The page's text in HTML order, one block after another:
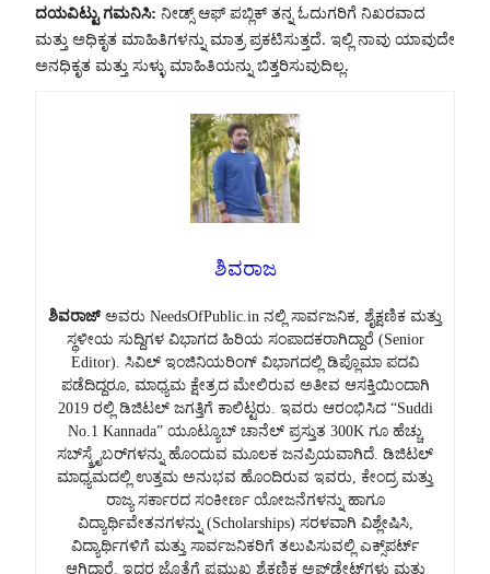
ದಯವಿಟ್ಟು ಗಮನಿಸಿ: ನೀಡ್ಸ್ ಆಫ್ ಪಬ್ಲಿಕ್ ತನ್ನ ಓದುಗರಿಗೆ ನಿಖರವಾದ
ಮತ್ತು ಅಧಿಕೃತ ಮಾಹಿತಿಗಳನ್ನು ಮಾತ್ರ ಪ್ರಕಟಿಸುತ್ತದೆ. ಇಲ್ಲಿ ನಾವು ಯಾವುದೇ
ಅನಧಿಕೃತ ಮತ್ತು ಸುಳ್ಳು ಮಾಹಿತಿಯನ್ನು ಬಿತ್ತರಿಸುವುದಿಲ್ಲ.
ಶಿವರಾಜ
ಶಿವರಾಜ್ಅವರು NeedsOfPublic.in ನಲ್ಲಿ ಸಾರ್ವಜನಿಕ, ಶೈಕ್ಷಣಿಕ ಮತ್ತು
ಸ್ಥಳೀಯ ಸುದ್ದಿಗಳ ವಿಭಾಗದ ಹಿರಿಯ ಸಂಪಾದಕರಾಗಿದ್ದಾರೆ (Senior
Editor). ಸಿವಿಲ್ ಇಂಜಿನಿಯರಿಂಗ್ ವಿಭಾಗದಲ್ಲಿ ಡಿಪ್ಲೊಮಾ ಪದವಿ
ಪಡೆದಿದ್ದರೂ, ಮಾಧ್ಯಮ ಕ್ಷೇತ್ರದ ಮೇಲಿರುವ ಅತೀವ ಆಸಕ್ತಿಯಿಂದಾಗಿ
2019 ರಲ್ಲಿ ಡಿಜಿಟಲ್ ಜಗತ್ತಿಗೆ ಕಾಲಿಟ್ಟರು. ಇವರು ಆರಂಭಿಸಿದ “Suddi
No.1 Kannada” ಯೂಟ್ಯೂಬ್ ಚಾನೆಲ್ ಪ್ರಸ್ತುತ 300K ಗೂ ಹೆಚ್ಚು
ಸಬ್‌ಸ್ಕ್ರೈಬರ್‌ಗಳನ್ನು ಹೊಂದುವ ಮೂಲಕ ಜನಪ್ರಿಯವಾಗಿದೆ. ಡಿಜಿಟಲ್
ಮಾಧ್ಯಮದಲ್ಲಿ ಉತ್ತಮ ಅನುಭವ ಹೊಂದಿರುವ ಇವರು, ಕೇಂದ್ರ ಮತ್ತು
ರಾಜ್ಯ ಸರ್ಕಾರದ ಸಂಕೀರ್ಣ ಯೋಜನೆಗಳನ್ನು ಹಾಗೂ
ವಿದ್ಯಾರ್ಥಿವೇತನಗಳನ್ನು (Scholarships) ಸರಳವಾಗಿ ವಿಶ್ಲೇಷಿಸಿ,
ವಿದ್ಯಾರ್ಥಿಗಳಿಗೆ ಮತ್ತು ಸಾರ್ವಜನಿಕರಿಗೆ ತಲುಪಿಸುವಲ್ಲಿ ಎಕ್ಸ್‌ಪರ್ಟ್
ಆಗಿದ್ದಾರೆ. ಇದರ ಜೊತೆಗೆ ಪ್ರಮುಖ ಶೈಕ್ಷಣಿಕ ಅಪ್‌ಡೇಟ್‌ಗಳು ಮತ್ತು